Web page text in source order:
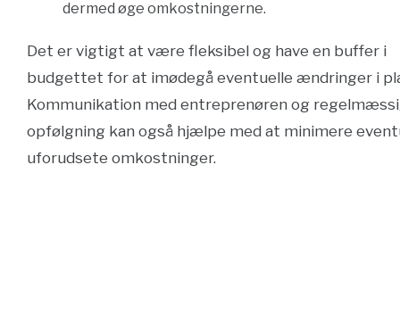
dermed øge omkostningerne.
Det er vigtigt at være fleksibel og have en buffer i
budgettet for at imødegå eventuelle ændringer i
Kommunikation med entreprenøren og
opfølgning kan også hjælpe med at minimere
uforudsete omkostninger.